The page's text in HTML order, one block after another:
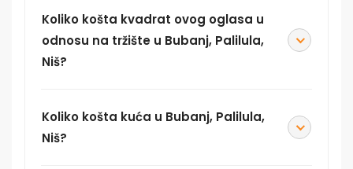
Koliko košta kvadrat ovog oglasa u
odnosu na tržište u Bubanj, Palilula,
Niš?
Koliko košta kuća u Bubanj, Palilula,
Niš?